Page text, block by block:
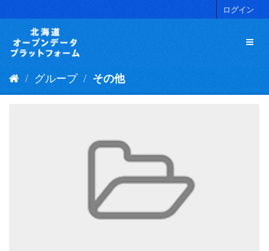
キ
ログイン
グループ その他